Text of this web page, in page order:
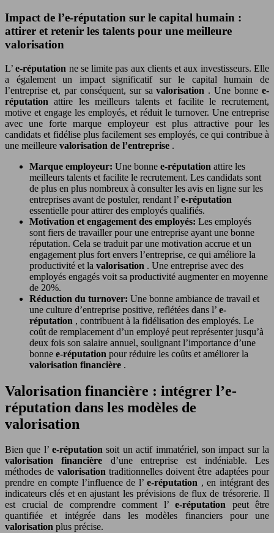
Impact de l’e-réputation sur le capital humain :
attirer et retenir les talents pour une meilleure
valorisation
L’e-réputation ne se limite pas aux clients et aux investisseurs. Elle
a également un impact significatif sur le capital humain de
l’entreprise et, par conséquent, sur savalorisation . Une bonnee-
réputationattire les meilleurs talents et facilite le recrutement,
motive et engage les employés, et réduit le turnover. Une entreprise
avec une forte marque employeur est plus attractive pour les
candidats et fidélise plus facilement ses employés, ce qui contribue à
une meilleure valorisation de l’entreprise .
Marque employeur: Une bonne e-réputation attire les
meilleurs talents et facilite le recrutement. Les candidats sont
de plus en plus nombreux à consulter les avis en ligne sur les
entreprises avant de postuler, rendant l’ e-réputation
essentielle pour attirer des employés qualifiés.
Motivation et engagement des employés: Les employés
sont fiers de travailler pour une entreprise ayant une bonne
réputation. Cela se traduit par une motivation accrue et un
engagement plus fort envers l’entreprise, ce qui améliore la
productivité et la valorisation . Une entreprise avec des
employés engagés voit sa productivité augmenter en moyenne
de 20%.
Réduction du turnover: Une bonne ambiance de travail et
une culture d’entreprise positive, reflétées dans l’ e-
réputation , contribuent à la fidélisation des employés. Le
coût de remplacement d’un employé peut représenter jusqu’à
deux fois son salaire annuel, soulignant l’importance d’une
bonne e-réputation pour réduire les coûts et améliorer la
valorisation financière .
Valorisation financière : intégrer l’e-
réputation dans les modèles de
valorisation
Bien que l’e-réputationsoit un actif immatériel, son impact sur la
valorisation financière d’une entreprise est indéniable. Les
méthodes de valorisation traditionnelles doivent être adaptées pour
prendre en compte l’influence de l’ e-réputation , en intégrant des
indicateurs clés et en ajustant les prévisions de flux de trésorerie. Il
est crucial de comprendre comment l’ e-réputation peut être
quantifiée et intégrée dans les modèles financiers pour une
valorisation plus précise.